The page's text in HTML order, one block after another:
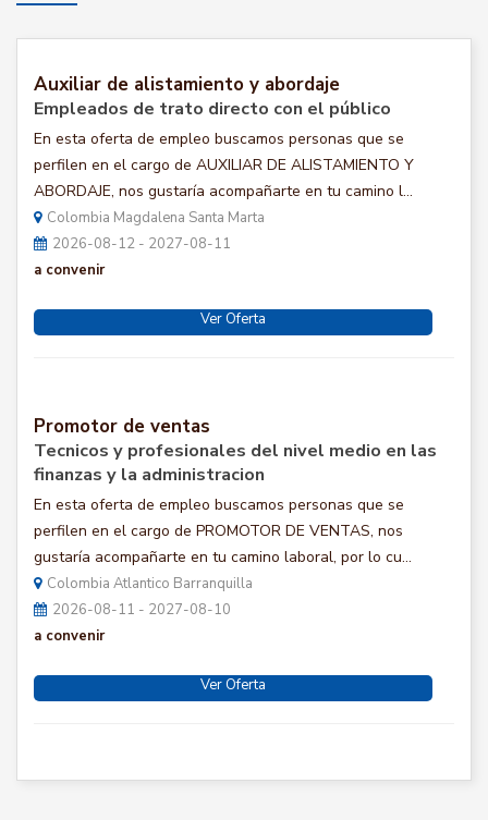
Auxiliar de alistamiento y abordaje
Empleados de trato directo con el público
En esta oferta de empleo buscamos personas que se
perfilen en el cargo de AUXILIAR DE ALISTAMIENTO Y
ABORDAJE, nos gustaría acompañarte en tu camino l...
Colombia Magdalena Santa Marta
2026-08-12 - 2027-08-11
a convenir
Ver Oferta
Promotor de ventas
Tecnicos y profesionales del nivel medio en las
finanzas y la administracion
En esta oferta de empleo buscamos personas que se
perfilen en el cargo de PROMOTOR DE VENTAS, nos
gustaría acompañarte en tu camino laboral, por lo cu...
Colombia Atlantico Barranquilla
2026-08-11 - 2027-08-10
a convenir
Ver Oferta